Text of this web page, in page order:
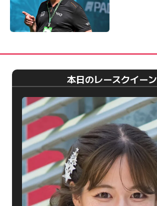
本日のレースクイーン